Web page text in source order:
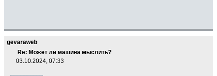
gevaraweb
Re: Может ли машина мыслить?
03.10.2024, 07:33